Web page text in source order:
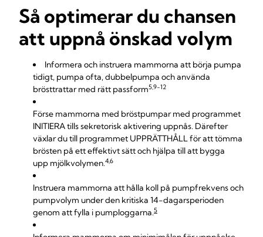
Så optimerar du chansen
att uppnå önskad volym
Informera och instruera mammorna att börja pumpa
tidigt, pumpa ofta, dubbelpumpa och använda
brösttrattar med rätt passform5,9-12
Förse mammorna med bröstpumpar med programmet
INITIERA tills sekretorisk aktivering uppnås. Därefter
växlar du till programmet UPPRÄTTHÅLL för att tömma
brösten på ett effektivt sätt och hjälpa till att bygga
upp mjölkvolymen.4,6
Instruera mammorna att hålla koll på pumpfrekvens och
pumpvolym under den kritiska 14-dagarsperioden
genom att fylla i pumploggarna.5